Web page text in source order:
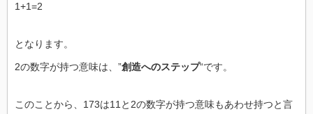
1+1=2
となります。
2の数字が持つ意味は、”創造へのステップ“です。
このことから、173は11と2の数字が持つ意味もあわせ持つと言